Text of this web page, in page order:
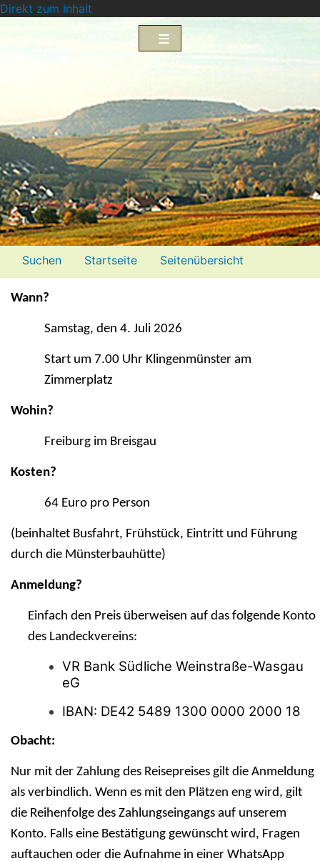
Direkt zum Inhalt
Menü2
Suchen Startseite
Seitenübersicht
Impressum
Wann?
Samstag, den 4. Juli 2026
Start um 7.00 Uhr Klingenmünster am
Zimmerplatz
Wohin?
Freiburg im Breisgau
Kosten?
64 Euro pro Person
(beinhaltet Busfahrt, Frühstück, Eintritt und Führung
durch die Münsterbauhütte)
Anmeldung?
Einfach den Preis überweisen auf das folgende Konto
des Landeckvereins:
VR Bank Südliche Weinstraße-Wasgau
eG
IBAN: DE42 5489 1300 0000 2000 18
Obacht:
Nur mit der Zahlung des Reisepreises gilt die Anmeldung
als verbindlich. Wenn es mit den Plätzen eng wird, gilt
die Reihenfolge des Zahlungseingangs auf unserem
Konto. Falls eine Bestätigung gewünscht wird, Fragen
auftauchen oder die Aufnahme in einer WhatsApp